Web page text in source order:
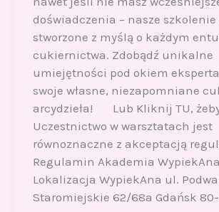
doświadczenia – nasze szkolenie
stworzone z myślą o każdym
cukiernictwa. Zdobądź unikalne
umiejętności pod okiem
swoje własne, niezapomniane
arcydzieła! Lub Kliknij TU,
Uczestnictwo w warsztatach jest
równoznaczne z akceptacją
Regulamin Akademia WypiekAna
Lokalizacja WypiekAna ul.
Staromiejskie 62/68a Gdańsk